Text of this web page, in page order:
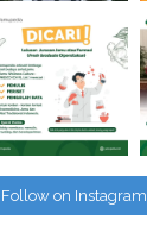
Follow on Instagram